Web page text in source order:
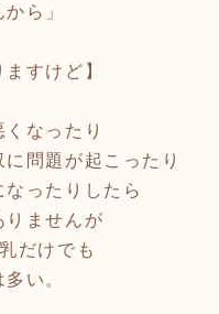
ら」
ますけど】
なったり
問題が起こったり
ったりしたら
りませんが
だけでも
い。